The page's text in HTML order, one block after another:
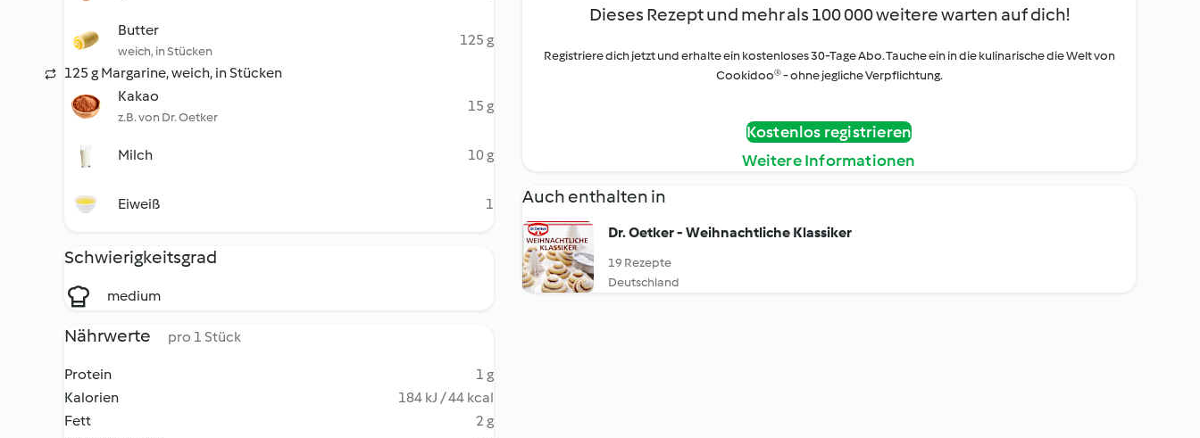
Butter
weich, in Stücken
125 g
125 g Margarine, weich, in Stücken
Kakao
z.B. von Dr. Oetker
15 g
Milch 10 g
Eiweiß 1
Schwierigkeitsgrad
medium
Nährwerte pro 1 Stück
Protein
1 g
Kalorien
184 kJ / 44 kcal
Fett
2 g
Dieses Rezept und mehr als 100 000 weitere warten auf dich!
Registriere dich jetzt und erhalte ein kostenloses 30-Tage Abo. Tauche ein in die kulinarische die Welt von
Cookidoo® - ohne jegliche Verpflichtung.
Kostenlos registrieren
Weitere Informationen
Auch enthalten in
Dr. Oetker - Weihnachtliche Klassiker
19 Rezepte
Deutschland